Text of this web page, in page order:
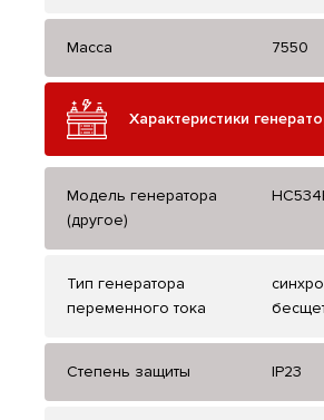
Масса 7550
Характеристики
Модель генератора
(другое)
Тип генератора
переменного тока
Степень защиты IP23